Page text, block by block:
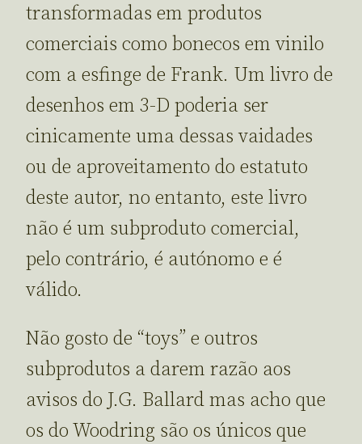
transformadas em produtos
comerciais como bonecos em vinilo
com a esfinge de Frank. Um livro de
desenhos em 3-D poderia ser
cinicamente uma dessas vaidades
ou de aproveitamento do estatuto
deste autor, no entanto, este livro
não é um subproduto comercial,
pelo contrário, é autónomo e é
válido.
Não gosto de “toys” e outros
subprodutos a darem razão aos
avisos do J.G. Ballard mas acho que
os do Woodring são os únicos que